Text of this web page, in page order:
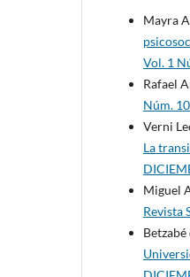
Mayra
Vol. 1
Rafael
Núm.
Verni
La
Miguel
Revista